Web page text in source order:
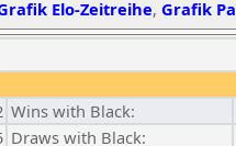
Elo-Zeitreihe, Grafik
Wins with Black:
Draws with Black: